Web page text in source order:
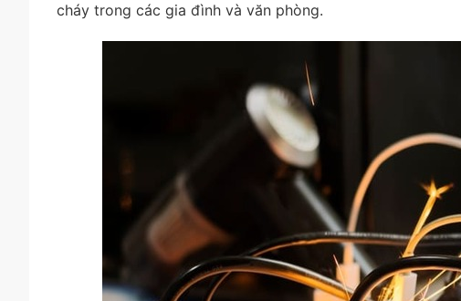
cháy trong các gia đình và văn phòng.